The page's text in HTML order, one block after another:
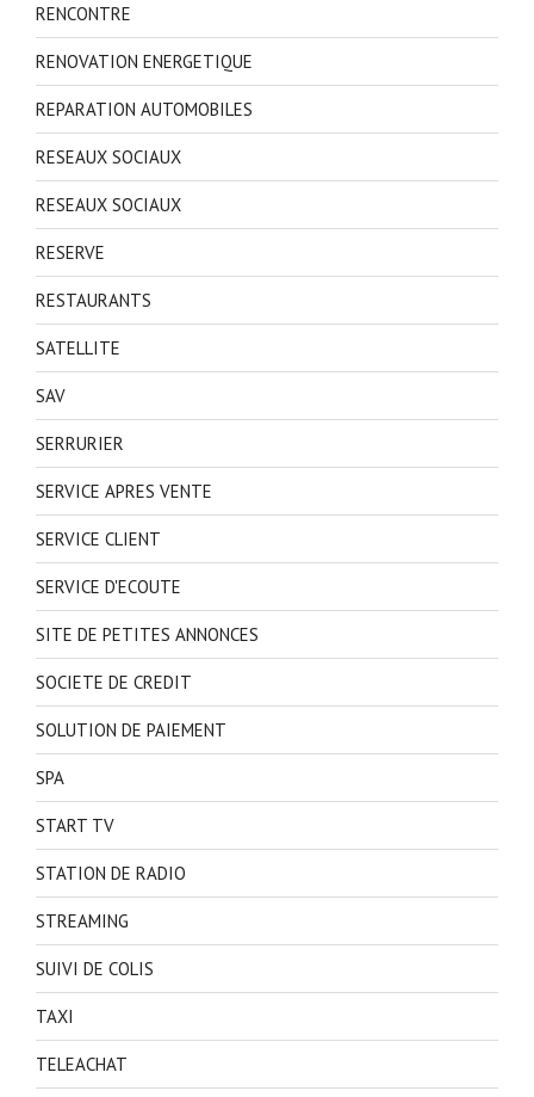
RENCONTRE
RENOVATION ENERGETIQUE
REPARATION AUTOMOBILES
RESEAUX SOCIAUX
RESEAUX SOCIAUX
RESERVE
RESTAURANTS
SATELLITE
SAV
SERRURIER
SERVICE APRES VENTE
SERVICE CLIENT
SERVICE D'ECOUTE
SITE DE PETITES ANNONCES
SOCIETE DE CREDIT
SOLUTION DE PAIEMENT
SPA
START TV
STATION DE RADIO
STREAMING
SUIVI DE COLIS
TAXI
TELEACHAT